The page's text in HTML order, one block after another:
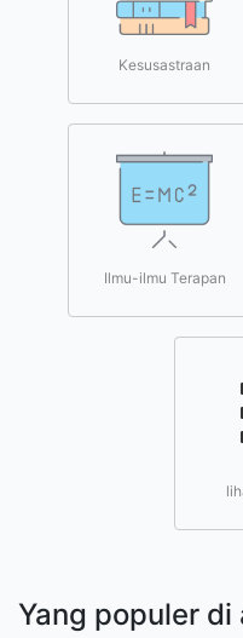
Kesusastraan
Ilmu-ilmu Terapan
Yang populer